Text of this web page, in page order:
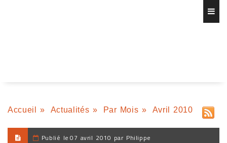
Accueil » Actualités » Par Mois » Avril 2010
Publié le 07 avril 2010 par Philippe